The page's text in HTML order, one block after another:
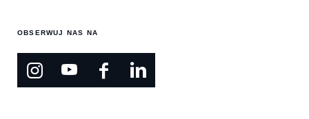
OBSERWUJ NAS NA